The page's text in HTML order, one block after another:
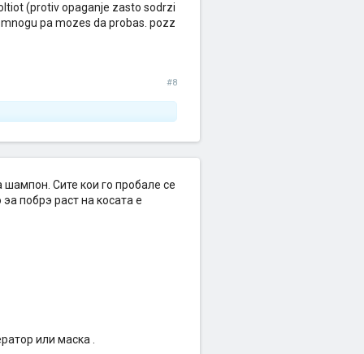
(protiv opaganje zasto sodrzi
pa mozes da probas. pozz
#8
Сите кои го пробале се
побрэ раст на косата е
или маска .